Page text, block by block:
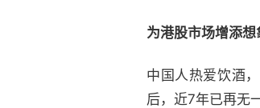
为港股市场增添想
中国人热爱饮酒
后，近7年已再无